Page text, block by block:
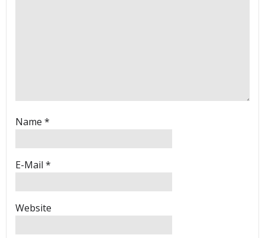
Name *
E-Mail *
Website